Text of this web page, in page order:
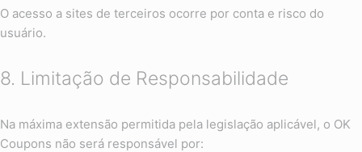
O acesso a sites de terceiros ocorre por conta e risco do
usuário.
8. Limitação de Responsabilidade
Na máxima extensão permitida pela legislação aplicável, o OK
Coupons não será responsável por: